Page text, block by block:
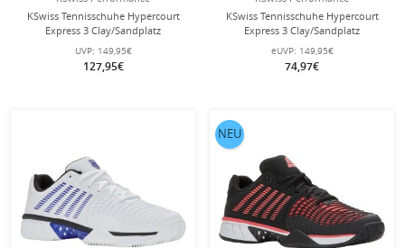
KSwiss Tennisschuhe Hypercourt
Express 3 Clay/Sandplatz
weiss/dunkelblau Herren
UVP: 149,95€
127,95€
KSwiss Tennisschuhe Hypercourt
Express 3 Clay/Sandplatz
weiss/purple Damen
eUVP: 149,95€
74,97€
NEU